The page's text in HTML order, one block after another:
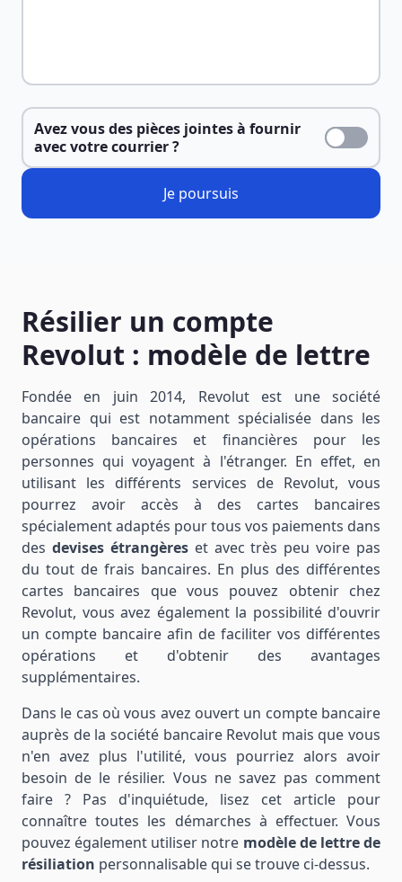
Avez vous des pièces jointes à fournir
avec votre courrier ?
Je poursuis
Résilier un compte
Revolut : modèle de lettre
Fondée en juin 2014, Revolut est une société
bancaire qui est notamment spécialisée dans les
opérations bancaires et financières pour les
personnes qui voyagent à l'étranger. En effet, en
utilisant les différents services de Revolut, vous
pourrez avoir accès à des cartes bancaires
spécialement adaptés pour tous vos paiements dans
des devises étrangèreset avec très peu voire pas
du tout de frais bancaires. En plus des différentes
cartes bancaires que vous pouvez obtenir chez
Revolut, vous avez également la possibilité d'ouvrir
un compte bancaire afin de faciliter vos différentes
opérations et d'obtenir des avantages
supplémentaires.
Dans le cas où vous avez ouvert un compte bancaire
auprès de la société bancaire Revolut mais que vous
n'en avez plus l'utilité, vous pourriez alors avoir
besoin de le résilier. Vous ne savez pas comment
faire ? Pas d'inquiétude, lisez cet article pour
connaître toutes les démarches à effectuer. Vous
pouvez également utiliser notre modèle de lettre de
résiliation personnalisable qui se trouve ci-dessus.